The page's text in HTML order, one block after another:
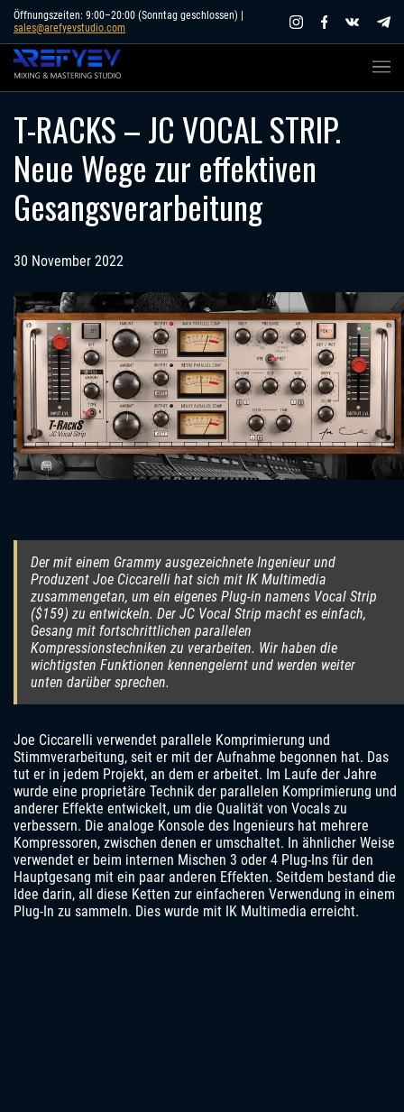
Skip
content
Öffnungszeiten: 9:00–20:00 (Sonntag geschlossen) |
sales@arefyevstudio.com
T-RACKS – JC VOCAL STRIP.
Neue Wege zur effektiven
Gesangsverarbeitung
30 November 2022
Der mit einem Grammy ausgezeichnete Ingenieur und
Produzent Joe Ciccarelli hat sich mit IK Multimedia
zusammengetan, um ein eigenes Plug-in namens Vocal Strip
($159) zu entwickeln. Der JC Vocal Strip macht es einfach,
Gesang mit fortschrittlichen parallelen
Kompressionstechniken zu verarbeiten. Wir haben die
wichtigsten Funktionen kennengelernt und werden weiter
unten darüber sprechen.
Joe Ciccarelli verwendet parallele Komprimierung und
Stimmverarbeitung, seit er mit der Aufnahme begonnen hat. Das
tut er in jedem Projekt, an dem er arbeitet. Im Laufe der Jahre
wurde eine proprietäre Technik der parallelen Komprimierung und
anderer Effekte entwickelt, um die Qualität von Vocals zu
verbessern. Die analoge Konsole des Ingenieurs hat mehrere
Kompressoren, zwischen denen er umschaltet. In ähnlicher Weise
verwendet er beim internen Mischen 3 oder 4 Plug-Ins für den
Hauptgesang mit ein paar anderen Effekten. Seitdem bestand die
Idee darin, all diese Ketten zur einfacheren Verwendung in einem
Plug-In zu sammeln. Dies wurde mit IK Multimedia erreicht.